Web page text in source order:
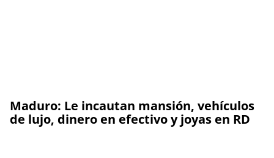
Maduro: Le incautan mansión, vehículos
de lujo, dinero en efectivo y joyas en RD